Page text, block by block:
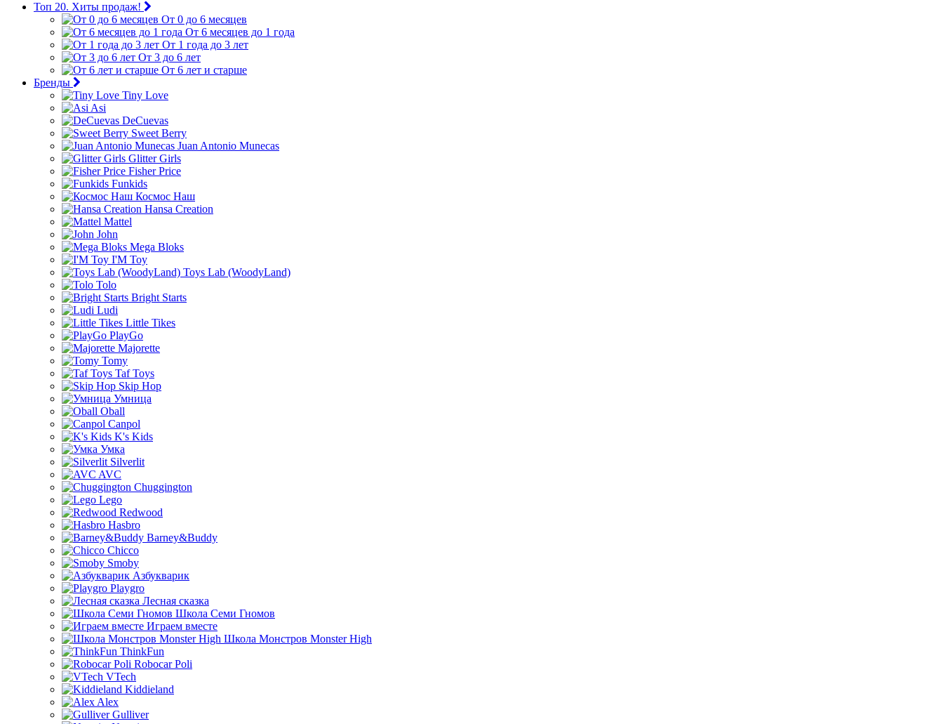
Топ 20. Хиты продаж!
От 0 до 6 месяцев
От 6 месяцев до 1 года
От 1 года до 3 лет
От 3 до 6 лет
От 6 лет и старше
Бренды
Tiny Love
Asi
DeCuevas
Sweet Berry
Juan Antonio Munecas
Glitter Girls
Fisher Price
Funkids
Космос Наш
Hansa Creation
Mattel
John
Mega Bloks
I'M Toy
Toys Lab (WoodyLand)
Tolo
Bright Starts
Ludi
Little Tikes
PlayGo
Majorette
Tomy
Taf Toys
Skip Hop
Умница
Oball
Canpol
K's Kids
Умка
Silverlit
AVC
Chuggington
Lego
Redwood
Hasbro
Barney&Buddy
Chicco
Smoby
Азбукварик
Playgro
Лесная сказка
Школа Семи Гномов
Играем вместе
Школа Монстров Monster High
ThinkFun
Robocar Poli
VTech
Kiddieland
Alex
Gulliver